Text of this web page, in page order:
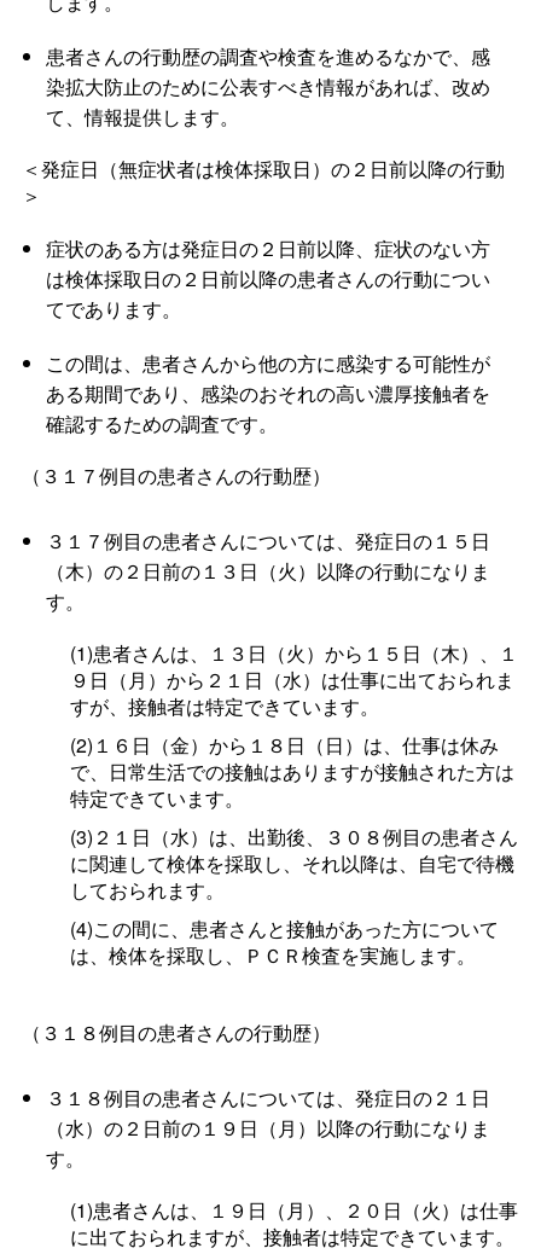
患者さんの行動歴の調査や検査を進めるなかで、感
染拡大防止のために公表すべき情報があれば、改め
て、情報提供します。
＜発症日（無症状者は検体採取日）の２日前以降の行動
＞
症状のある方は発症日の２日前以降、症状のない方
は検体採取日の２日前以降の患者さんの行動につい
てであります。
この間は、患者さんから他の方に感染する可能性が
ある期間であり、感染のおそれの高い濃厚接触者を
確認するための調査です。
（３１７例目の患者さんの行動歴）
３１７例目の患者さんについては、発症日の１５日
（木）の２日前の１３日（火）以降の行動になりま
す。
(1)患者さんは、１３日（火）から１５日（木）、１
９日（月）から２１日（水）は仕事に出ておられま
すが、接触者は特定できています。
(2)１６日（金）から１８日（日）は、仕事は休み
で、日常生活での接触はありますが接触された方は
特定できています。
(3)２１日（水）は、出勤後、３０８例目の患者さん
に関連して検体を採取し、それ以降は、自宅で待機
しておられます。
(4)この間に、患者さんと接触があった方について
は、検体を採取し、ＰＣＲ検査を実施します。
（３１８例目の患者さんの行動歴）
３１８例目の患者さんについては、発症日の２１日
（水）の２日前の１９日（月）以降の行動になりま
す。
(1)患者さんは、１９日（月）、２０日（火）は仕事
に出ておられますが、接触者は特定できています。